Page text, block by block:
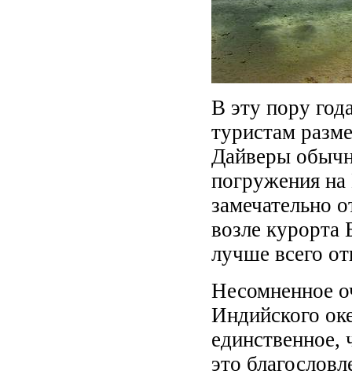
В эту пору
туристам
Дайверы
погружения
замечательно
возле курорта
лучше всего
Несомненное
Индийского
единственное,
это